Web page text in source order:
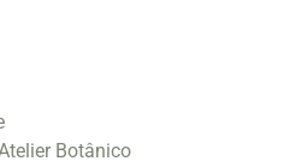
Botânico